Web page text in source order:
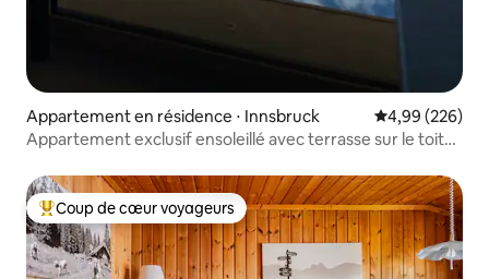
Appartement en résidence ⋅ Innsbruck Évaluation
4,99 (226)
Appartement exclusif ensoleillé avec terrasse sur le toit
Coups de cœur voyageurs les plus appréciés
Coup de cœur voyageurs